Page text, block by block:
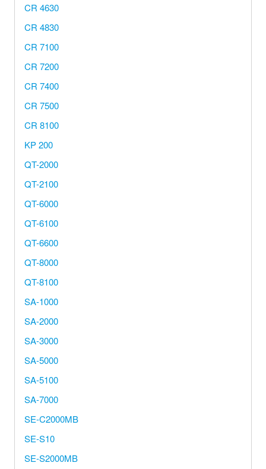
CR 4630
CR 4830
CR 7100
CR 7200
CR 7400
CR 7500
CR 8100
KP 200
QT-2000
QT-2100
QT-6000
QT-6100
QT-6600
QT-8000
QT-8100
SA-1000
SA-2000
SA-3000
SA-5000
SA-5100
SA-7000
SE-C2000MB
SE-S10
SE-S2000MB